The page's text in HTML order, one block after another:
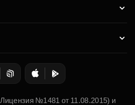
№1481 от 11.08.2015) и